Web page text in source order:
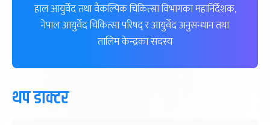
हाल आयुर्वेद तथा वैकल्पिक चिकित्सा विभागका महानिर्देशक,
नेपाल आयुर्वेद चिकित्सा परिषद् र आयुर्वेद अनुसन्धान तथा
तालिम केन्द्रका सदस्य
थप डाक्टर